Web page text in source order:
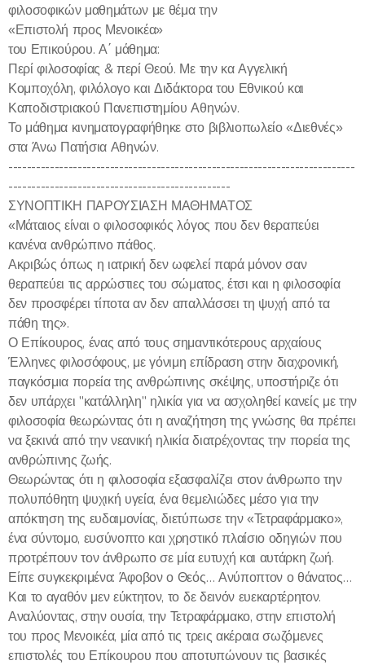
φιλοσοφικών μαθημάτων με θέμα την
«Επιστολή προς Μενοικέα»
του Επικούρου. Α΄ μάθημα:
Περί φιλοσοφίας & περί Θεού. Με την κα Αγγελική
Κομποχόλη, φιλόλογο και Διδάκτορα του Εθνικού και
Καποδιστριακού Πανεπιστημίου Αθηνών.
Το μάθημα κινηματογραφήθηκε στο βιβλιοπωλείο «Διεθνές»
στα Άνω Πατήσια Αθηνών.
---------------------------------------------------------------------------
------------------------------------------------
ΣΥΝΟΠΤΙΚΗ ΠΑΡΟΥΣΙΑΣΗ ΜΑΘΗΜΑΤΟΣ
«Μάταιος είναι ο φιλοσοφικός λόγος που δεν θεραπεύει
κανένα ανθρώπινο πάθος.
Ακριβώς όπως η ιατρική δεν ωφελεί παρά μόνον σαν
θεραπεύει τις αρρώστιες του σώματος, έτσι και η φιλοσοφία
δεν προσφέρει τίποτα αν δεν απαλλάσσει τη ψυχή από τα
πάθη της».
Ο Επίκουρος, ένας από τους σημαντικότερους αρχαίους
Έλληνες φιλοσόφους, με γόνιμη επίδραση στην διαχρονική,
παγκόσμια πορεία της ανθρώπινης σκέψης, υποστήριζε ότι
δεν υπάρχει "κατάλληλη" ηλικία για να ασχοληθεί κανείς με την
φιλοσοφία θεωρώντας ότι η αναζήτηση της γνώσης θα πρέπει
να ξεκινά από την νεανική ηλικία διατρέχοντας την πορεία της
ανθρώπινης ζωής.
Θεωρώντας ότι η φιλοσοφία εξασφαλίζει στον άνθρωπο την
πολυπόθητη ψυχική υγεία, ένα θεμελιώδες μέσο για την
απόκτηση της ευδαιμονίας, διετύπωσε την «Τετραφάρμακο»,
ένα σύντομο, ευσύνοπτο και χρηστικό πλαίσιο οδηγιών που
προτρέπουν τον άνθρωπο σε μία ευτυχή και αυτάρκη ζωή.
Είπε συγκεκριμένα: Άφοβον ο Θεός… Ανύποπτον ο θάνατος…
Και το αγαθόν μεν εύκτητον, το δε δεινόν ευεκαρτέρητον.
Αναλύοντας, στην ουσία, την Τετραφάρμακο, στην επιστολή
του προς Μενοικέα, μία από τις τρεις ακέραια σωζόμενες
επιστολές του Επίκουρου που αποτυπώνουν τις βασικές